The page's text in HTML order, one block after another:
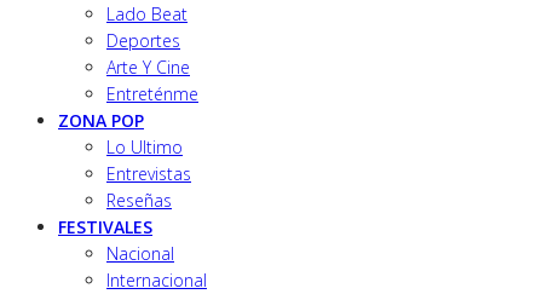
Lado Beat
Deportes
Arte Y Cine
Entreténme
ZONA POP
Lo Ultimo
Entrevistas
Reseñas
FESTIVALES
Nacional
Internacional